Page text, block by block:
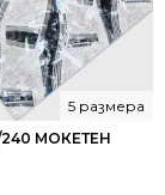
МОКЕТЕН
5 размера